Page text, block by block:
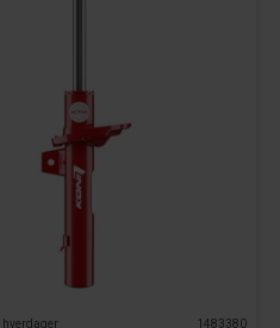
hverdager 1483380